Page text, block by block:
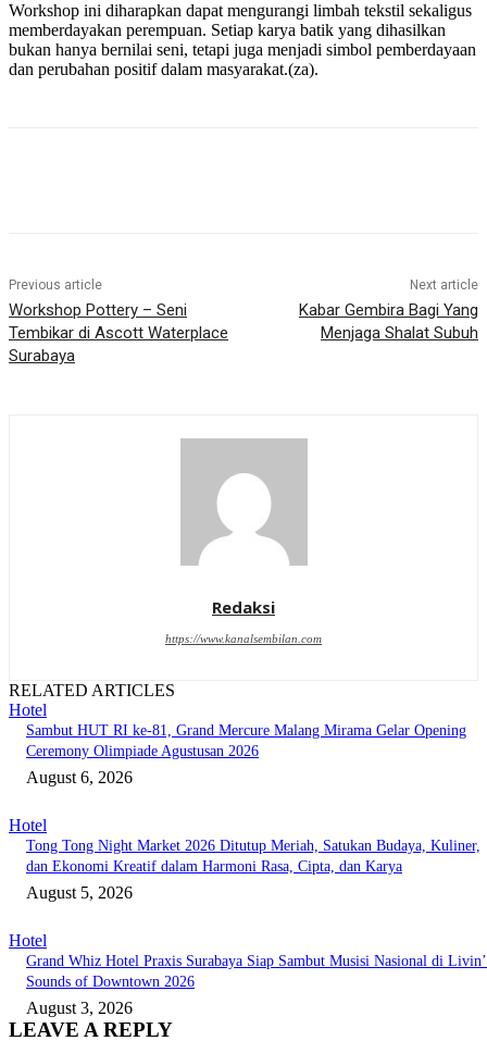
Workshop ini diharapkan dapat mengurangi limbah tekstil sekaligus
memberdayakan perempuan. Setiap karya batik yang dihasilkan
bukan hanya bernilai seni, tetapi juga menjadi simbol pemberdayaan
dan perubahan positif dalam masyarakat.(za).
Previous article
Workshop Pottery – Seni
Tembikar di Ascott Waterplace
Surabaya
Next article
Kabar Gembira Bagi Yang
Menjaga Shalat Subuh
Redaksi
https://www.kanalsembilan.com
RELATED ARTICLES
Hotel
Sambut HUT RI ke-81, Grand Mercure Malang Mirama Gelar Opening
Ceremony Olimpiade Agustusan 2026
August 6, 2026
Hotel
Tong Tong Night Market 2026 Ditutup Meriah, Satukan Budaya, Kuliner,
dan Ekonomi Kreatif dalam Harmoni Rasa, Cipta, dan Karya
August 5, 2026
Hotel
Grand Whiz Hotel Praxis Surabaya Siap Sambut Musisi Nasional di Livin’
Sounds of Downtown 2026
August 3, 2026
LEAVE A REPLY